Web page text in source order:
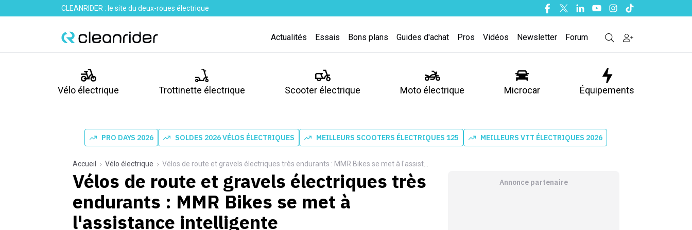
CLEANRIDER : le site du deux-roues électrique Facebook
TwitterLinkedinYoutubeInstagram
Tiktok
Actualités Essais Bons plans Guides d'achat Pros Vidéos Newsletter Forum
Vélo électrique Trottinette électrique Scooter électrique Moto électrique Microcar Équipements
PRO DAYS 2026 SOLDES 2026 VÉLOS ÉLECTRIQUES MEILLEURS SCOOTERS ÉLECTRIQUES 125 MEILLEURS VTT ÉLECTRIQUES 2026
Accueil Vélo électrique Vélos de route et gravels électriques très endurants : MMR Bikes se met à l'assistance intelligente
Vélos de route et gravels électriques très
endurants : MMR Bikes se met à
l'assistance intelligente
Annonce partenaire